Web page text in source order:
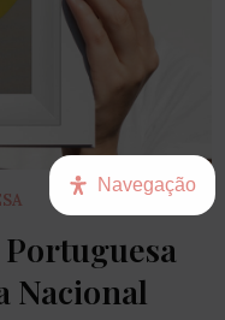
Nacional
Navegação